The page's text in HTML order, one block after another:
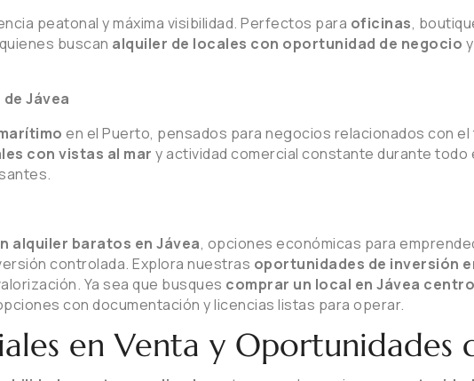
peatonal y máxima visibilidad. Perfectos para oficinas,
buscan alquiler de locales con oportunidad de negocio
Jávea
en el Puerto, pensados para negocios relacionados con el
con vistas al mar y actividad comercial constante durante todo
alquiler baratos en Jávea, opciones económicas para
controlada. Explora nuestras oportunidades de inversión
Ya sea que busques comprar un local en Jávea
con documentación y licencias listas para operar.
en Venta y Oportunidades